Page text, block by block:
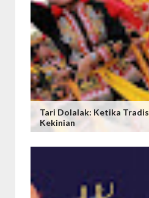
Tari Dolalak: Ketika
Kekinian